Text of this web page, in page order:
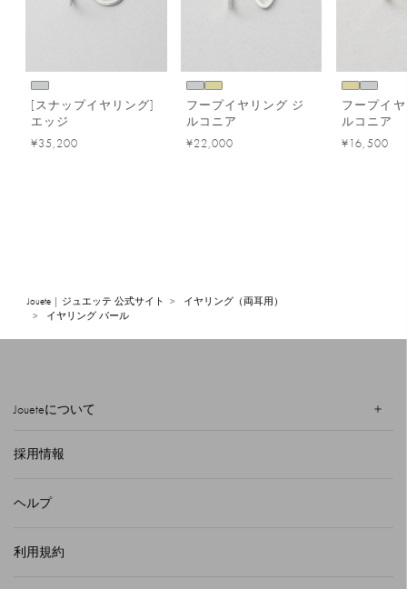
[スナップイヤリング]
エッジ
¥35,200
フープイヤリング ジ
ルコニア
¥22,000
フープイ
ルコニア
¥16,500
Jouete | ジュエッテ 公式サイト
イヤリング（両耳用）
イヤリング パール
Joueteについて
採用情報
ヘルプ
利用規約